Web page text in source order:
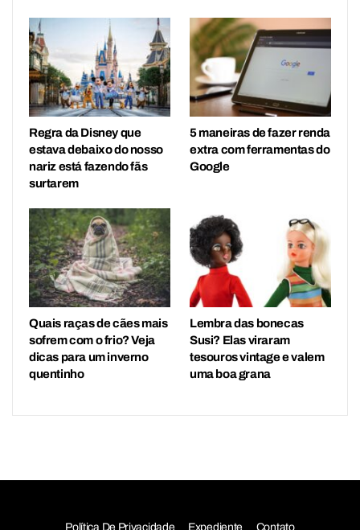
Regra da Disney que
estava debaixo do nosso
nariz está fazendo fãs
surtarem
5 maneiras de fazer renda
extra com ferramentas do
Google
Quais raças de cães mais
sofrem com o frio? Veja
dicas para um inverno
quentinho
Lembra das bonecas
Susi? Elas viraram
tesouros vintage e valem
uma boa grana
Política De Privacidade Expediente Contato